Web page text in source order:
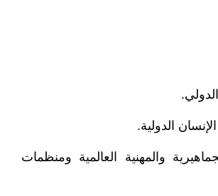
الدولية.
والمهنية العالمية ومنظمات